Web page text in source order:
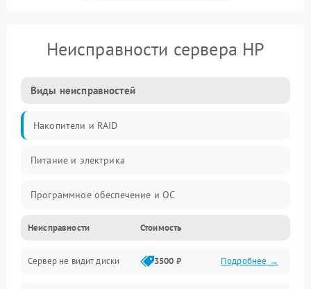
Неисправности сервера HP
Виды неисправностей
Накопители и RAID
Питание и электрика
Программное обеспечение и ОС
Охлаждение и температура
Материнская плата и процессор
Неисправности Стоимость
Сервер не видит диски 3500 ₽ Подробнее →